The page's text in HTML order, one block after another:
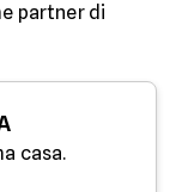
partner di
casa.